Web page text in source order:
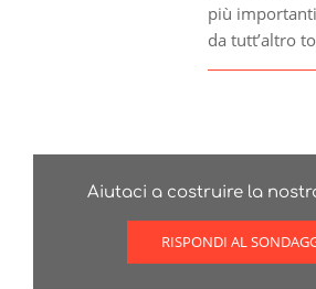
più
da tutt’altro
Aiutaci a costruire la
RISPONDI AL